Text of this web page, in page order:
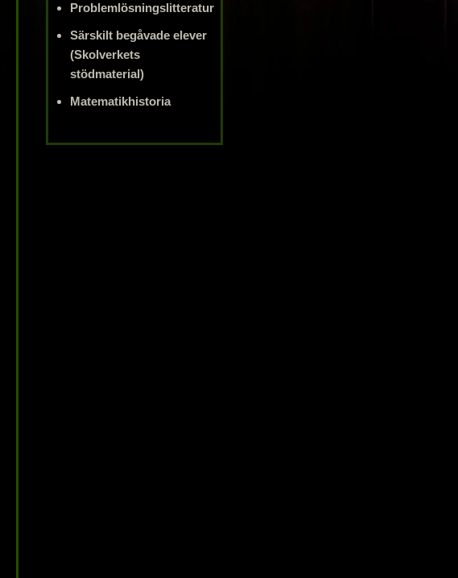
Problemlösningslitteratur
Särskilt begåvade elever
(Skolverkets
stödmaterial)
Matematikhistoria